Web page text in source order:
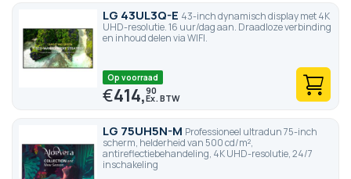
LG 43UL3Q-E 43-inch dynamisch display met 4K
UHD-resolutie. 16 uur/dag aan. Draadloze verbinding
en inhoud delen via WIFI.
Op voorraad
€414,90
LG 75UH5N-M Professioneel ultradun 75-inch
scherm, helderheid van 500 cd/m²,
antireflectiebehandeling, 4K UHD-resolutie, 24/7
inschakeling